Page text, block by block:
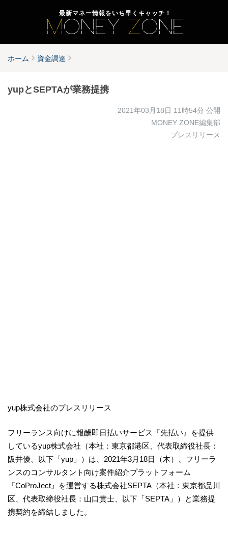
最新マネー情報をいち早くキャッチ！
ホーム 資金調達
yupとSEPTAが業務提携
2021年03月18日 11時54分 公開
MONEY ZONE編集部
プレスリリース
yup株式会社のプレスリリース
フリーランス向けに報酬即日払いサービス『先払い』を提供
しているyup株式会社（本社：東京都港区、代表取締役社長：
阪井優、以下「yup」）は、2021年3月18日（木）、フリーラ
ンスのコンサルタント向け案件紹介プラットフォーム
『CoProJect』を運営する株式会社SEPTA（本社：東京都品川
区、代表取締役社長：山口貴士、以下「SEPTA」）と業務提
携契約を締結しました。